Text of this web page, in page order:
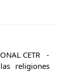
CETR -
religiones